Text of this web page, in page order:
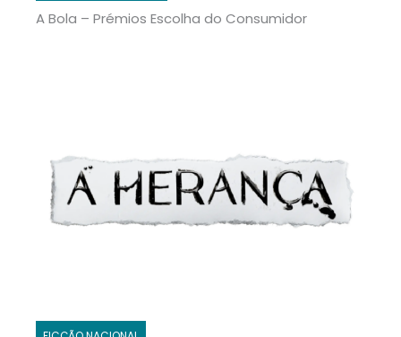
A Bola – Prémios Escolha do Consumidor